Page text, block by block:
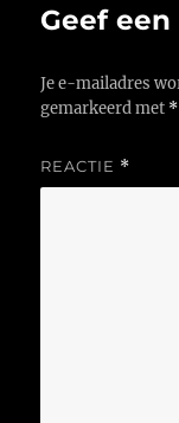
Geef
Je e-mailadres
gemarkeerd met *
REACTIE *